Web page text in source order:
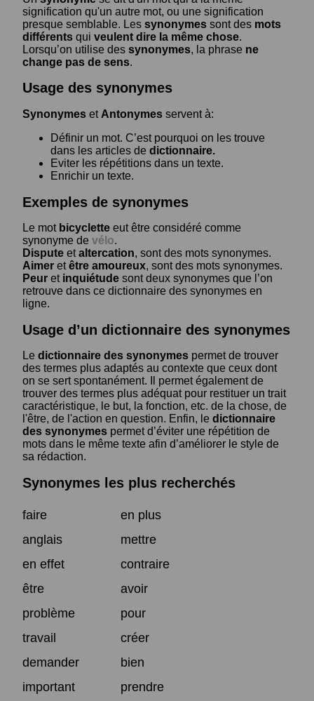
signification qu'un autre mot, ou une signification
presque semblable. Les synonymes sont des mots
différents qui veulent dire la même chose.
Lorsqu’on utilise des synonymes, la phrase ne
change pas de sens.
Usage des synonymes
Synonymes et Antonymes servent à:
Définir un mot. C’est pourquoi on les trouve
dans les articles de dictionnaire.
Eviter les répétitions dans un texte.
Enrichir un texte.
Exemples de synonymes
Le mot bicyclette eut être considéré comme
synonyme de vélo.
Dispute etaltercation, sont des mots synonymes.
Aimer etêtre amoureux, sont des mots synonymes.
Peur et inquiétude sont deux synonymes que l’on
retrouve dans ce dictionnaire des synonymes en
ligne.
Usage d’un dictionnaire des synonymes
Le dictionnaire des synonymes permet de trouver
des termes plus adaptés au contexte que ceux dont
on se sert spontanément. Il permet également de
trouver des termes plus adéquat pour restituer un trait
caractéristique, le but, la fonction, etc. de la chose, de
l'être, de l'action en question. Enfin, le dictionnaire
des synonymes permet d’éviter une répétition de
mots dans le même texte afin d’améliorer le style de
sa rédaction.
Synonymes les plus recherchés
faire
en plus
anglais
mettre
en effet
contraire
être
avoir
problème
pour
travail
créer
demander
bien
important
prendre